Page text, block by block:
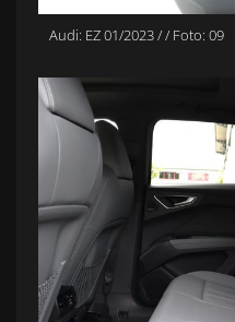
Audi: EZ 01/2023 / / Foto: 09